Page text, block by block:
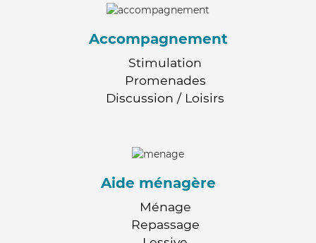
Accompagnement
Stimulation
Promenades
Discussion / Loisirs
Aide ménagère
Ménage
Repassage